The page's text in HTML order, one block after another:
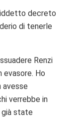
decreto
di tenerle
Renzi
evasore. Ho
avesse
verrebbe in
già state